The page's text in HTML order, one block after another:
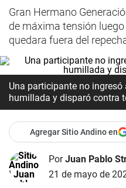
Gran Hermano
de máxima tensión
quedara fuera del
Una participante no
humillada y disparó contra
Agregar Sitio Andino en
PorJuan Pablo
21 de mayo de